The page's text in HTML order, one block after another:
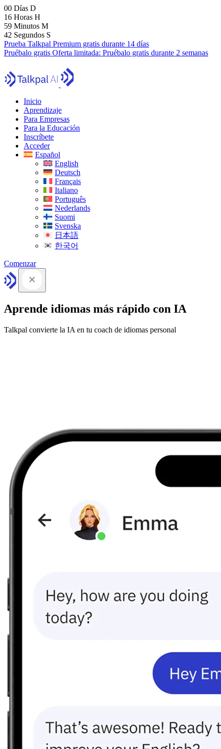
00 Días D
16 Horas H
59 Minutos M
40 Segundos S
Prueba Talkpal Premium gratis durante 14 días
Pruébalo gratis Oferta limitada: Pruébalo gratis durante 2 semanas
Inicio
Aprendizaje
Para Empresas
Para la Educación
Inscríbete
Acceder
Español
English
Deutsch
Français
Italiano
Português
Nederlands
Suomi
Svenska
日本語
한국어
Comenzar
Aprende idiomas más rápido con IA
Talkpal convierte la IA en tu coach de idiomas personal